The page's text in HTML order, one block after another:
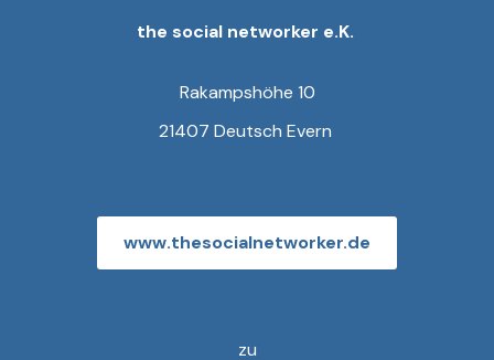
the social networker e.K.
Rakampshöhe 10
21407 Deutsch Evern
www.thesocialnetworker.de
zu